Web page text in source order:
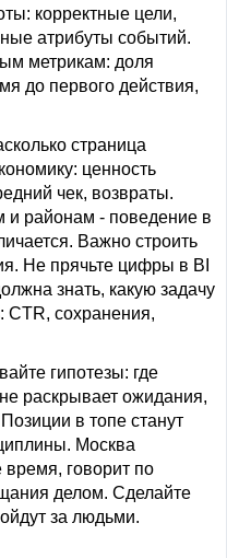
корректные цели,
атрибуты событий.
метрикам: доля
до первого действия,
страница
ценность
чек, возвраты.
и районам - поведение в
Важно строить
Не прячьте цифры в BI
знать, какую задачу
CTR, сохранения,
гипотезы: где
раскрывает ожидания,
в топе станут
Москва
время, говорит по
делом. Сделайте
за людьми.